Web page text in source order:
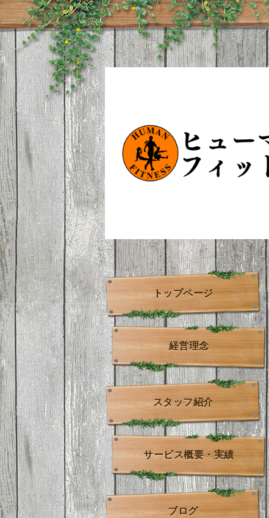
トップページ
経営理念
スタッフ紹介
サービス概要・実績
ブログ